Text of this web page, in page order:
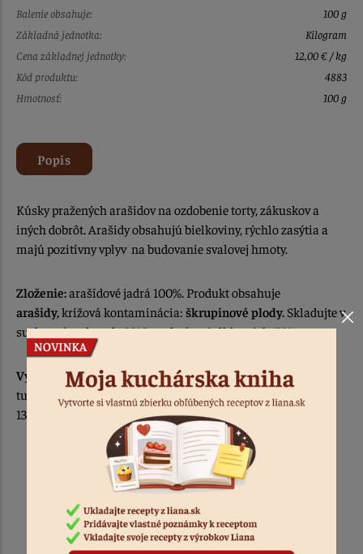
Balenie obsahuje:
100 g
Základná jednotka:
Kilogram
Cena základnej jednotky:
12,00 € / kg
Kód produktu:
4883
Hmotnosť:
100 g
Popis
Kúsky pražených arašidov na ozdobenie torty, zákuskov a
iných dobrôt. Arašidy obsahujú bielkoviny, rýchlo zasýtia a
majú pozitívny vplyv na budovanie svalovej hmoty.
Zloženie:arašídové jadrá 100%. Produkt obsahuje
arašidy, krížová kontaminácia: škrupinové plody. Skladujte v
suchu pri teplote do 22°C a relatívnej vlhkosti do 70%.
Výživové údaje na 100g výrobku:Energia 2535 kJ/ 612 kcal,
tuk 49,7g, z toho nasýtené mastné kyseliny 6,9g, Sacharidy
13,5g, z toho cukry 4,2g, Vláknina 8g, Bielkoviny 23,7g, Soľ 0g.
hrúbka kúskov: 2 - 5 mm
balenie: 100 g
krajina pôvodu: Argentína